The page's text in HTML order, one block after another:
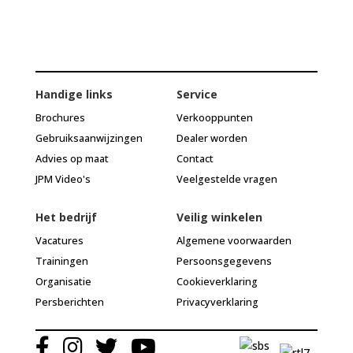
Handige links
Brochures
Gebruiksaanwijzingen
Advies op maat
JPM Video's
Service
Verkooppunten
Dealer worden
Contact
Veelgestelde vragen
Het bedrijf
Vacatures
Trainingen
Organisatie
Persberichten
Veilig winkelen
Algemene voorwaarden
Persoonsgegevens
Cookieverklaring
Privacyverklaring